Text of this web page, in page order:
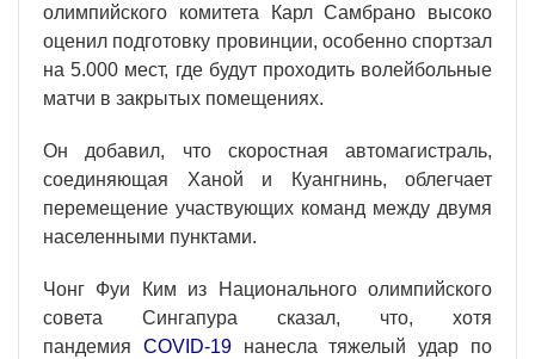
олимпийского комитета Карл Самбрано высоко
оценил подготовку провинции, особенно спортзал
на 5.000 мест, где будут проходить волейбольные
матчи в закрытых помещениях.
Он добавил, что скоростная автомагистраль,
соединяющая Ханой и Куангнинь, облегчает
перемещение участвующих команд между двумя
населенными пунктами.
Чонг Фуи Ким из Национального олимпийского
совета Сингапура сказал, что, хотя
пандемия COVID-19нанесла тяжелый удар по